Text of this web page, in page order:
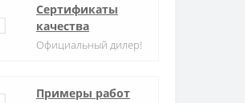
Сертификаты
качества
Официальный дилер!
Примеры работ